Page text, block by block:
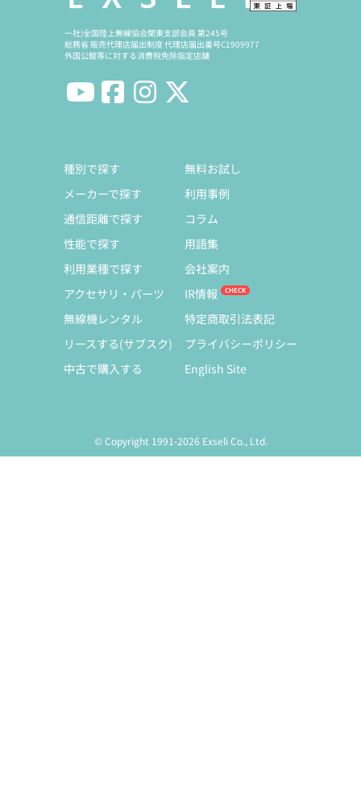
一社)全国陸上無線協会関東支部会員 第245号
総務省 販売代理店届出制度 代理店届出番号C1909977
外国公館等に対する消費税免除指定店舗
種別で探す
メーカーで探す
通信距離で探す
性能で探す
利用業種で探す
アクセサリ・パーツ
無線機レンタル
リースする(サブスク)
中古で購入する
無料お試し
利用事例
コラム
用語集
会社案内
IR情報
特定商取引法表記
プライバシーポリシー
English Site
© Copyright 1991-2026 Exseli Co., Ltd.